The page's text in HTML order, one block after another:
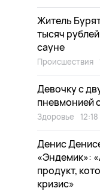
Житель
тысяч
сауне
Происшествия
Девочку с
пневмонией
Здоровье 12:18
Денис
«Эндемик»:
продукт,
кризис»